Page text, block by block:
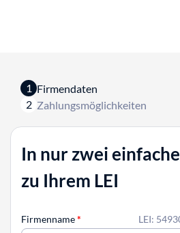
1 Firmendaten
2 Zahlungsmöglichkeiten
In nur zwei
zu Ihrem LEI
LEI:
Firmenname*